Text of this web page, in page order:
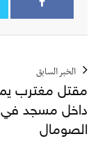
الخبر السابق
مقتل مغترب
داخل مسجد في
الصومال